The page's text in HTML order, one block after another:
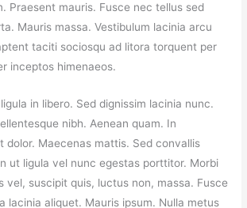
Praesent mauris. Fusce nec tellus sed
Mauris massa. Vestibulum lacinia arcu
taciti sociosqu ad litora torquent per
inceptos himenaeos.
in libero. Sed dignissim lacinia nunc.
nibh. Aenean quam. In
dolor. Maecenas mattis. Sed convallis
ut ligula vel nunc egestas porttitor. Morbi
vel, suscipit quis, luctus non, massa. Fusce
lacinia aliquet. Mauris ipsum. Nulla metus